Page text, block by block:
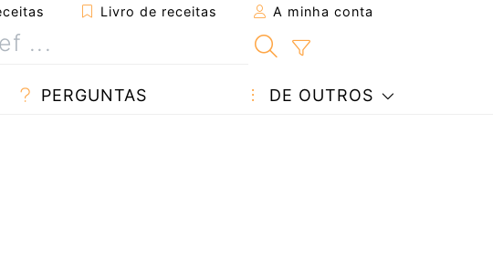
Livro de receitas A minha conta
PERGUNTAS DE OUTROS